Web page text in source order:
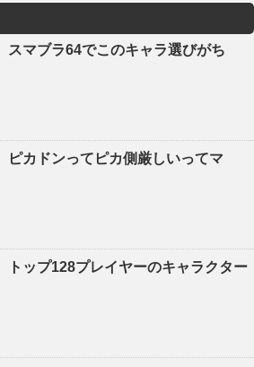
スマブラ64でこのキャラ選びがち
ピカドンってピカ側厳しいってマ
トップ128プレイヤーのキャラクター